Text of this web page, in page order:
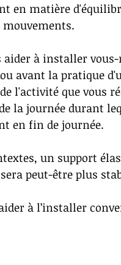
en matière
mouvements.
à installer
avant la pratique
l'activité que vous
la journée durant
en fin de journée.
un support
peut-être plus
à l’installer